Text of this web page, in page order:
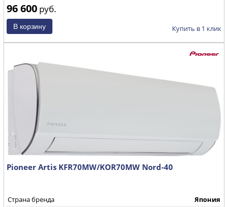
96 600 руб.
Купить в 1 клик
Pioneer Artis KFR70MW/KOR70MW Nord-40
Страна бренда
Япония